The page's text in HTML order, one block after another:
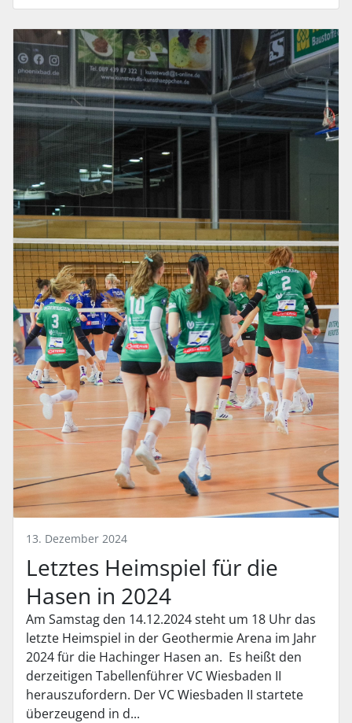
13. Dezember 2024
Letztes Heimspiel für die
Hasen in 2024
Am Samstag den 14.12.2024 steht um 18 Uhr das
letzte Heimspiel in der Geothermie Arena im Jahr
2024 für die Hachinger Hasen an. Es heißt den
derzeitigen Tabellenführer VC Wiesbaden II
herauszufordern. Der VC Wiesbaden II startete
überzeugend in d...